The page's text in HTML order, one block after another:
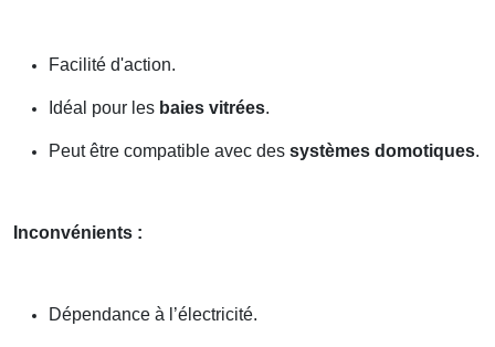
Facilité d'action.
Idéal pour les baies vitrées.
Peut être compatible avec des systèmes domotiques.
Inconvénients :
Dépendance à l’électricité.